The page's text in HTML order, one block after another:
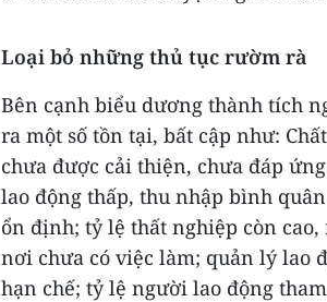
Loại bỏ những thủ tục rườm rà
Bên cạnh biểu dương thành tích
ra một số tồn tại, bất cập như:
chưa được cải thiện, chưa đáp
lao động thấp, thu nhập bình
ổn định; tỷ lệ thất nghiệp còn
nơi chưa có việc làm; quản lý lao
hạn chế; tỷ lệ người lao động